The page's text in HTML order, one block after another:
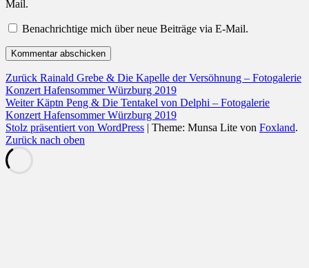
Mail.
Benachrichtige mich über neue Beiträge via E-Mail.
Beitragsnavigation
Zurück Vorheriger
Beitrag:
Rainald Grebe & Die Kapelle der Versöhnung – Fotogalerie
Konzert Hafensommer Würzburg 2019
Weiter Nächster
Beitrag:
Käptn Peng & Die Tentakel von Delphi – Fotogalerie
Konzert Hafensommer Würzburg 2019
Stolz präsentiert von WordPress | Theme: Munsa Lite von Foxland.
Zurück nach oben